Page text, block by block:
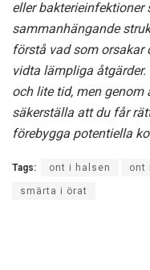
eller bakterieinfektioner
sammanhängande
förstå vad som orsakar
vidta lämpliga
och lite tid, men genom
säkerställa att du får
förebygga potentiella
Tags: ont i halsen ont
smärta i örat